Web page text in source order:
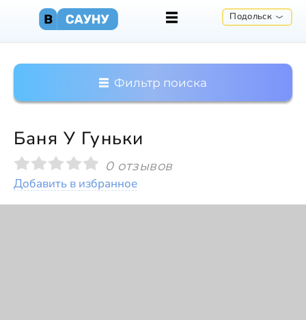
Подольск
Фильтр поиска
Баня У Гуньки
0 отзывов
Добавить в избранное